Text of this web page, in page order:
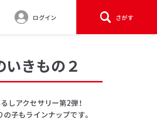
ログイン さがす
きもの２
しアクセサリー第2弾！
子もラインナップです。